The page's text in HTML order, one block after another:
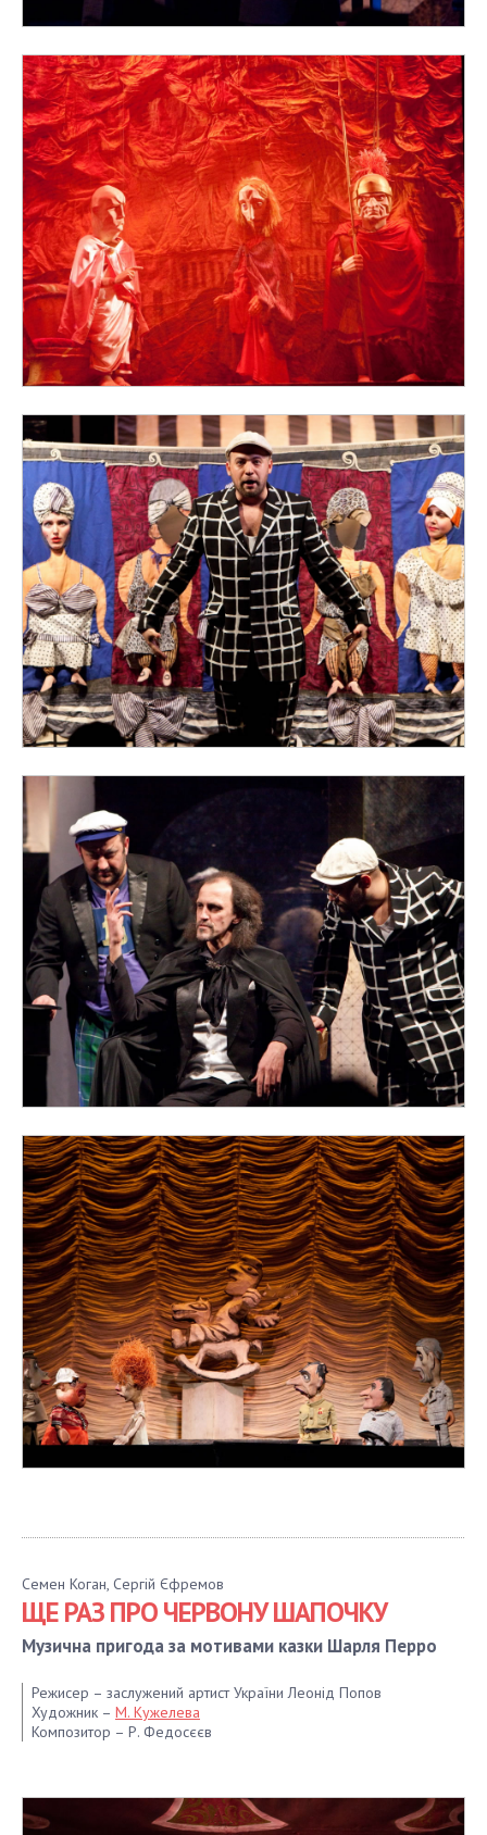
Семен Коган, Сергій Єфремов
ЩЕ РАЗ ПРО ЧЕРВОНУ ШАПОЧКУ
Музична пригода за мотивами казки Шарля Перро
Режисер – заслужений артист України Леонід Попов
Художник – М. Кужелева
Композитор – Р. Федосєєв